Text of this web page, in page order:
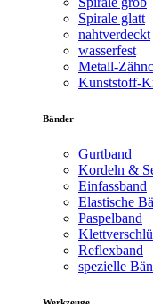
Spirale glatt
nahtverdeckt
wasserfest
Metall-
Kunststoff-
Bänder
Gurtband
Kordeln &
Einfassband
Elastische
Paspelband
Reflexband
spezielle